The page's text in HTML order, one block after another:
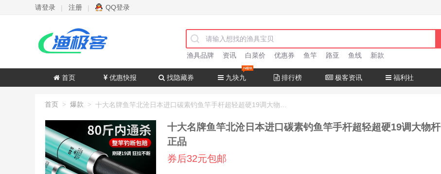
请登录 | 注册 | QQ登录
渔具品牌 资讯 白菜价 优惠券 鱼竿 路亚 鱼线 新款
首页 优惠快报 找隐藏券 九块九 排行榜 极客资讯 福利社
首页 > 爆款 >
十大名牌鱼竿北沧日本进口碳素钓鱼竿手杆超轻超硬19调大物杆
正品
券后32元包邮